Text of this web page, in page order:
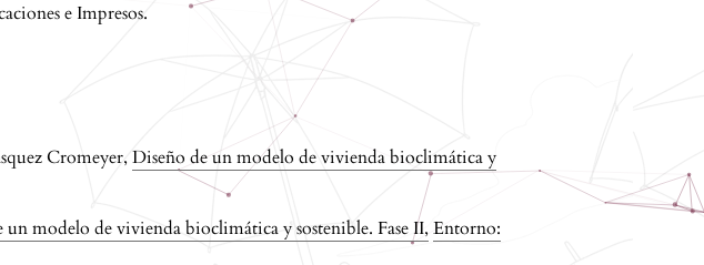
e Impresos.
Cromeyer,Diseño de un modelo de vivienda bioclimática y
un modelo de vivienda bioclimática y sostenible. Fase II,Entorno: